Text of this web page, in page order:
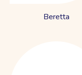
Beretta